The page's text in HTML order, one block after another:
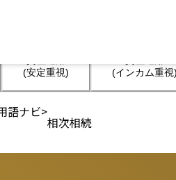
(安定重視)
(インカム重視)
語ナビ>
相次相続